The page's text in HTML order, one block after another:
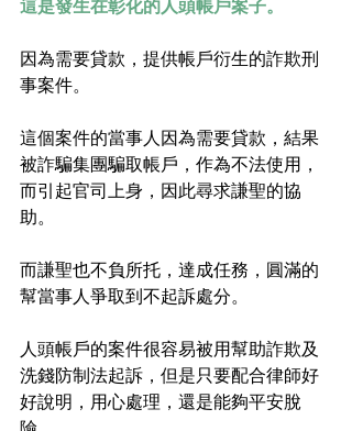
這是發生在彰化的人頭帳戶案子。
因為需要貸款，提供帳戶衍生的詐欺刑
事案件。
這個案件的當事人因為需要貸款，結果
被詐騙集團騙取帳戶，作為不法使用，
而引起官司上身，因此尋求謙聖的協
助。
而謙聖也不負所托，達成任務，圓滿的
幫當事人爭取到不起訴處分。
人頭帳戶的案件很容易被用幫助詐欺及
洗錢防制法起訴，但是只要配合律師好
好說明，用心處理，還是能夠平安脫